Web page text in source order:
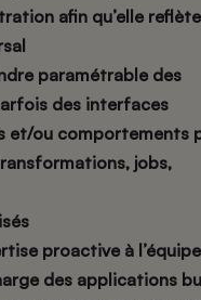
afin qu’elle
paramétrable des
des interfaces
et/ou comportements
jobs,
proactive à
des applications